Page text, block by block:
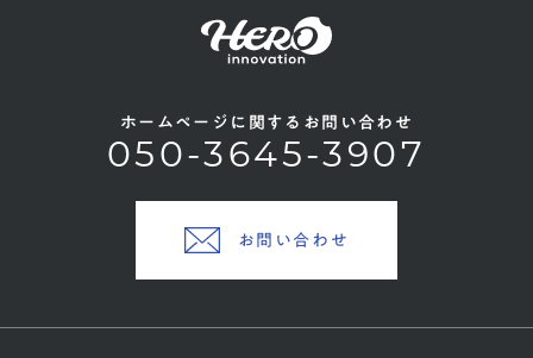
ホームページに関するお問い合わせ
050-3645-3907
お問い合わせ